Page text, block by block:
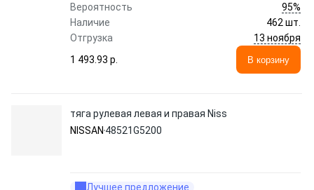
Вероятность
95%
Наличие
462 шт.
Отгрузка
13 ноября
1 493.93 p.
В корзину
тяга рулевая левая и правая Niss
NISSAN 48521G5200
Лучшее предложение